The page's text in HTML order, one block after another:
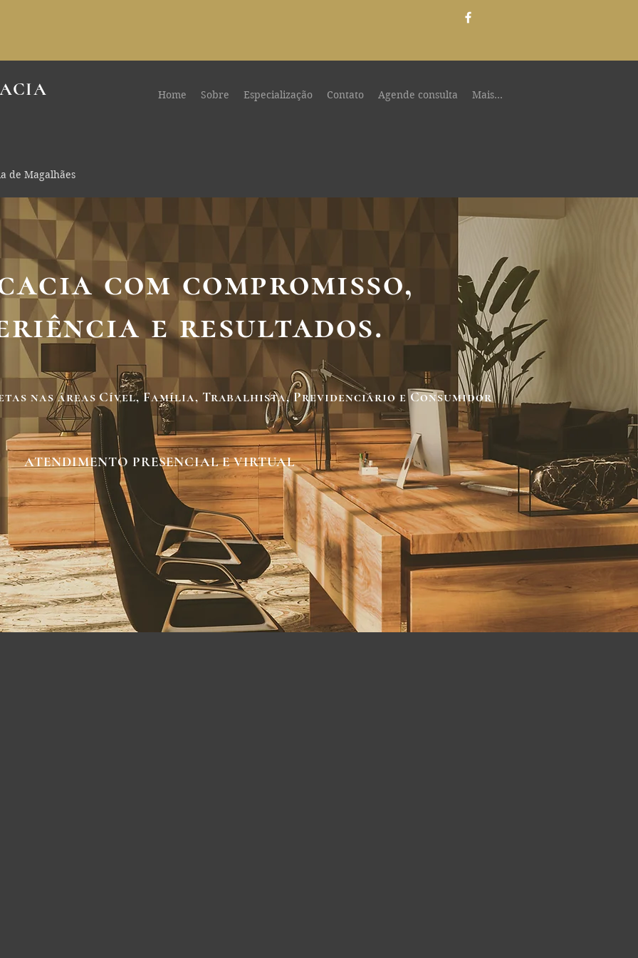
Home Sobre Especialização Contato Agende consulta Mais...
de Magalhães
com compromisso,
e resultados.
nas áreas Cível, Família, Trabalhista, Previdenciário e Consumidor
ATENDIMENTO PRESENCIAL E VIRTUAL